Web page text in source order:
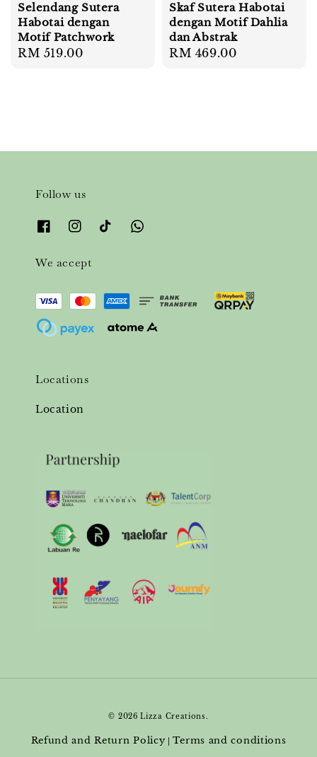
Selendang Sutera
Habotai dengan
Motif Patchwork
Regular
RM 519.00
Skaf Sutera Habotai
dengan Motif Dahlia
dan Abstrak
Regular
RM 469.00
Follow us
We accept
Locations
Location
© 2026 Lizza Creations.
Refund and Return Policy|Terms and conditions